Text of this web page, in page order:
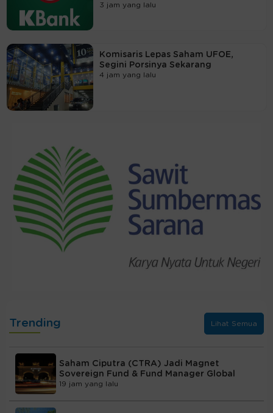
3 jam yang lalu
Komisaris Lepas Saham UFOE,
Segini Porsinya Sekarang
4 jam yang lalu
Trending Lihat Semua
Saham Ciputra (CTRA) Jadi Magnet
Sovereign Fund & Fund Manager Global
19 jam yang lalu